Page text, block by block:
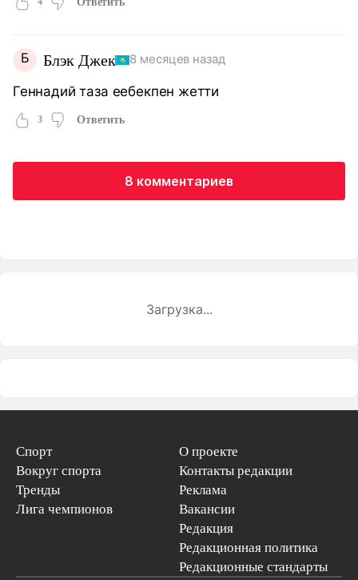
Б Блэк Джек 8 месяцев назад
Геннадий таза еебекпен жетти
3 Ответить
8 комментариев
Загрузка...
Спорт
Вокруг спорта
Тренды
Лига чемпионов
О проекте
Контакты редакции
Реклама
Вакансии
Редакция
Редакционная политика
Редакционные стандарты